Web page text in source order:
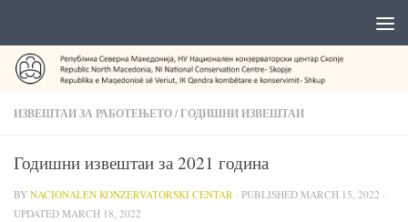
ИЗВЕШТАИ ЗА РАБОТЕЊЕТО/ГОДИШНИ ИЗВЕШТАИ
Годишни извештаи за 2021 година
BY NACIONALEN KONZERVATORSKI CENTAR · PUBLISHED MARCH 15, 2022 ·
UPDATED MARCH 18, 2022